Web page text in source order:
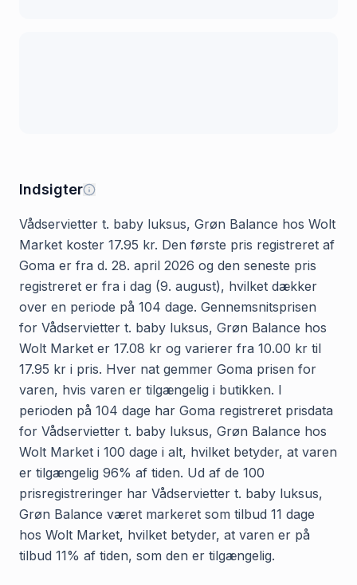
Indsigter
Vådservietter t. baby luksus, Grøn Balance hos Wolt
Market koster 17.95 kr. Den første pris registreret af
Goma er fra d. 28. april 2026 og den seneste pris
registreret er fra i dag (9. august), hvilket dækker
over en periode på 104 dage. Gennemsnitsprisen
for Vådservietter t. baby luksus, Grøn Balance hos
Wolt Market er 17.08 kr og varierer fra 10.00 kr til
17.95 kr i pris. Hver nat gemmer Goma prisen for
varen, hvis varen er tilgængelig i butikken. I
perioden på 104 dage har Goma registreret prisdata
for Vådservietter t. baby luksus, Grøn Balance hos
Wolt Market i 100 dage i alt, hvilket betyder, at varen
er tilgængelig 96% af tiden. Ud af de 100
prisregistreringer har Vådservietter t. baby luksus,
Grøn Balance været markeret som tilbud 11 dage
hos Wolt Market, hvilket betyder, at varen er på
tilbud 11% af tiden, som den er tilgængelig.